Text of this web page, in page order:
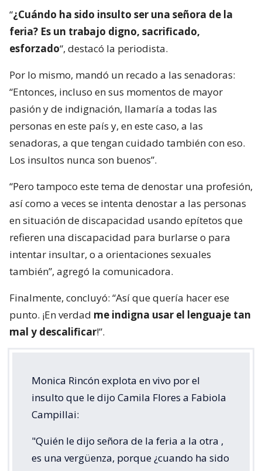
“¿Cuándo ha sido insulto ser una señora de la
feria? Es un trabajo digno, sacrificado,
esforzado“, destacó la periodista.
Por lo mismo, mandó un recado a las senadoras:
“Entonces, incluso en sus momentos de mayor
pasión y de indignación, llamaría a todas las
personas en este país y, en este caso, a las
senadoras, a que tengan cuidado también con eso.
Los insultos nunca son buenos”.
“Pero tampoco este tema de denostar una profesión,
así como a veces se intenta denostar a las personas
en situación de discapacidad usando epítetos que
refieren una discapacidad para burlarse o para
intentar insultar, o a orientaciones sexuales
también”, agregó la comunicadora.
Finalmente, concluyó: “Así que quería hacer ese
punto. ¡En verdad me indigna usar el lenguaje tan
mal y descalificar!”.
Monica Rincón explota en vivo por el
insulto que le dijo Camila Flores a Fabiola
Campillai:
"Quién le dijo señora de la feria a la otra ,
es una vergüenza, porque ¿cuando ha sido